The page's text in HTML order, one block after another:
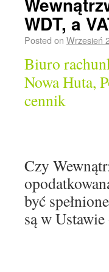
WDT, a
Posted on Wrzesień
Biuro
Nowa Huta,
cennik
Czy
być
są w